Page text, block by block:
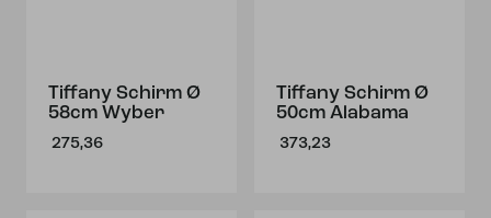
Tiffany Schirm Ø
58cm Wyber
275,36
Tiffany Schirm Ø
50cm Alabama
373,23